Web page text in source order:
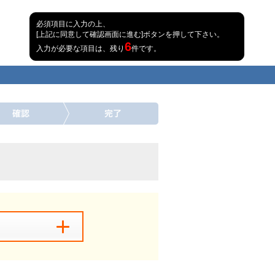
必須項目に入力の上、
[上記に同意して確認画面に進む]ボタンを押して下さい。
入力が必要な項目は、残り 6件です。